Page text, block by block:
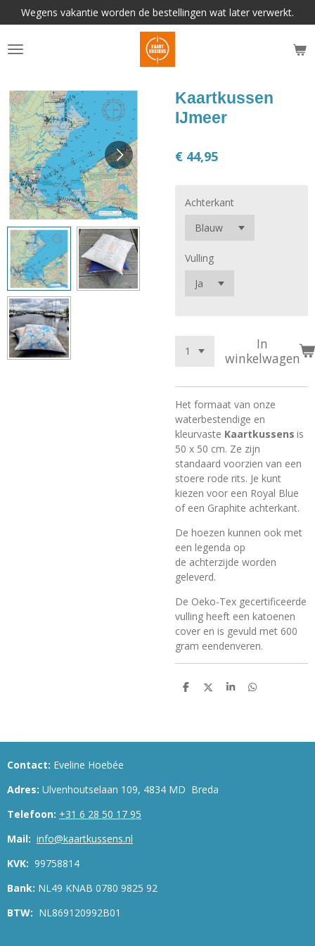
direct
naar
de
Wegens vakantie worden de bestellingen wat later verwerkt.
Kaartkussen
IJmeer
€ 44,95
Achterkant
Vulling
In
winkelwagen
Het formaat van onze
waterbestendige en
kleurvaste Kaartkussens is
50 x 50 cm. Ze zijn
standaard voorzien van een
stoere rode rits. Je kunt
kiezen voor een Royal Blue
of een Graphite achterkant.
De hoezen kunnen ook met
een legenda op
de achterzijde worden
geleverd.
De Oeko-Tex gecertificeerde
vulling heeft een katoenen
cover en is gevuld met 600
gram eendenveren.
D
D
S
D
Contact: Eveline Hoebée
Adres: Ulvenhoutselaan 109, 4834 MD Breda
Telefoon: +31 6 28 50 17 95
Mail: info@kaartkussens.nl
KVK: 99758814
Bank: NL49 KNAB 0780 9825 92
BTW: NL869120992B01